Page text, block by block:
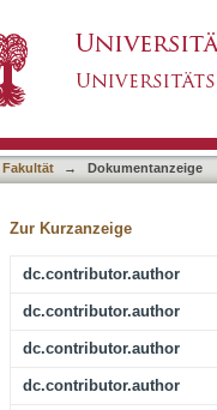
Fakultät → Dokumentanzeige
Zur Kurzanzeige
dc.contributor.author
dc.contributor.author
dc.contributor.author
dc.contributor.author